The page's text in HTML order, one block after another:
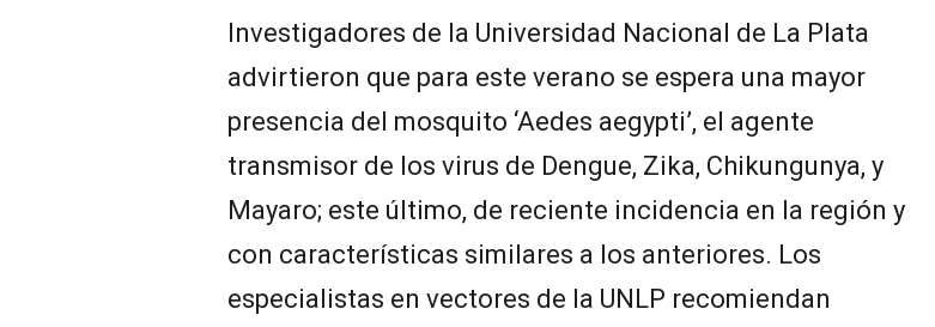
Investigadores de la Universidad Nacional de La Plata
advirtieron que para este verano se espera una mayor
presencia del mosquito ‘Aedes aegypti’, el agente
transmisor de los virus de Dengue, Zika, Chikungunya, y
Mayaro; este último, de reciente incidencia en la región y
con características similares a los anteriores. Los
especialistas en vectores de la UNLP recomiendan